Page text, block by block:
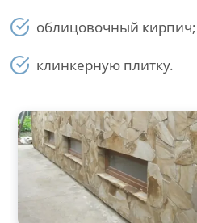
облицовочный кирпич;
клинкерную плитку.